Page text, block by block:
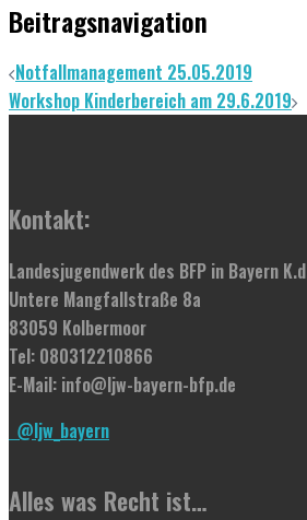
Beitragsnavigation
Notfallmanagement 25.05.2019
Workshop Kinderbereich am 29.6.2019
Kontakt:
Landesjugendwerk des BFP in Bayern
Untere Mangfallstraße 8a
83059 Kolbermoor
Tel: 080312210866
E-Mail: info@ljw-bayern-bfp.de
@ljw_bayern
Alles was Recht ist…